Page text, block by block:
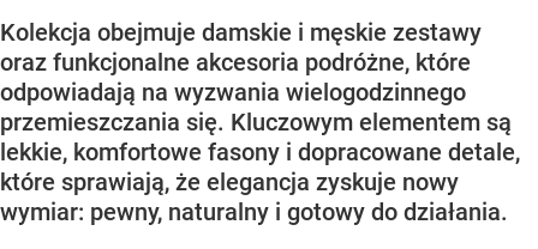
Kolekcja obejmuje damskie i męskie zestawy
oraz funkcjonalne akcesoria podróżne, które
odpowiadają na wyzwania wielogodzinnego
przemieszczania się. Kluczowym elementem są
lekkie, komfortowe fasony i dopracowane detale,
które sprawiają, że elegancja zyskuje nowy
wymiar: pewny, naturalny i gotowy do działania.